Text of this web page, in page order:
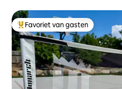
Topfavoriet van gasten
Favoriet van gasten